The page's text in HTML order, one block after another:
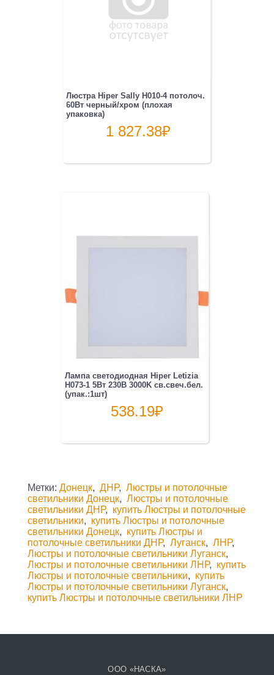
Люстра Hiper Sally H010-4 потолоч.
60Вт черный/хром (плохая
упаковка)
1 827.38₽
Лампа светодиодная Hiper Letizia
H073-1 5Вт 230B 3000K св.свеч.бел.
(упак.:1шт)
538.19₽
Метки: Донецк, ДНР, Люстры и потолочные
светильники Донецк, Люстры и потолочные
светильники ДНР, купить Люстры и потолочные
светильники, купить Люстры и потолочные
светильники Донецк, купить Люстры и
потолочные светильники ДНР, Луганск, ЛНР,
Люстры и потолочные светильники Луганск,
Люстры и потолочные светильники ЛНР, купить
Люстры и потолочные светильники, купить
Люстры и потолочные светильники Луганск,
купить Люстры и потолочные светильники ЛНР
ООО «НАСКА»